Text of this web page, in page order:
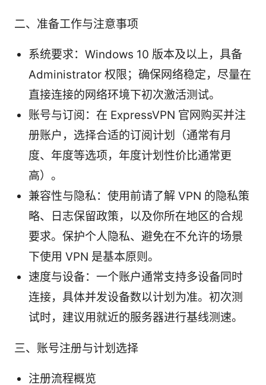
二、准备工作与注意事项
系统要求：Windows 10 版本及以上，具备
Administrator 权限；确保网络稳定，尽量在
直接连接的网络环境下初次激活测试。
账号与订阅：在 ExpressVPN 官网购买并注
册账户，选择合适的订阅计划（通常有月
度、年度等选项，年度计划性价比通常更
高）。
兼容性与隐私：使用前请了解 VPN 的隐私策
略、日志保留政策，以及你所在地区的合规
要求。保护个人隐私、避免在不允许的场景
下使用 VPN 是基本原则。
速度与设备：一个账户通常支持多设备同时
连接，具体并发设备数以计划为准。初次测
试时，建议用就近的服务器进行基线测速。
三、账号注册与计划选择
注册流程概览